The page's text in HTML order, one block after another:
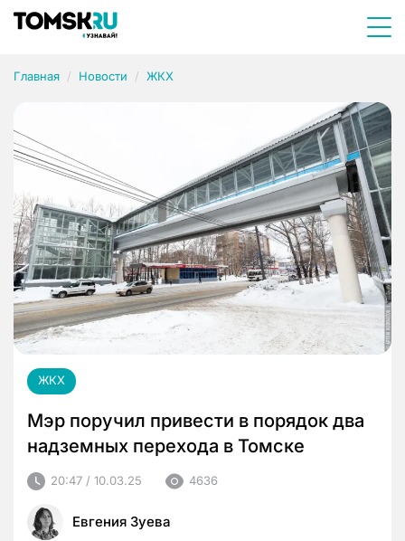
Главная Новости ЖКХ
ЖКХ
Мэр поручил привести в порядок два
надземных перехода в Томске
20:47 / 10.03.25 4636
Евгения Зуева